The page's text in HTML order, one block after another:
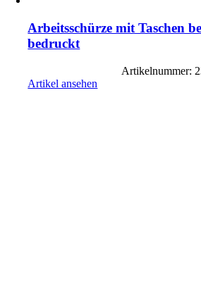
Arbeitsschürze mit Taschen
bedruckt
Artikelnummer:
Artikel ansehen